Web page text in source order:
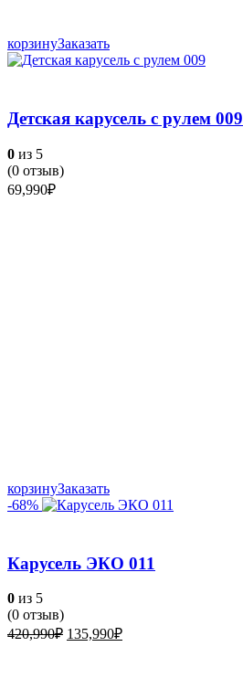
корзинуЗаказать
Детская карусель с рулем 009
0 из 5
(0 отзыв)
69,990₽
корзинуЗаказать
-68%
Карусель ЭКО 011
0 из 5
(0 отзыв)
420,990₽ Первоначальная
135,990₽Текущая